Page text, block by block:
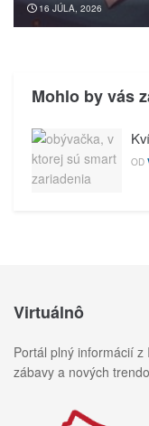
16 JÚLA, 2026
Mohlo by vás
OD
Virtuálnô
Portál plný informácií
zábavy a nových